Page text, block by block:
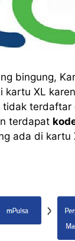
bingung,
XL
tidak terdaftar
terdapat
ada di kartu